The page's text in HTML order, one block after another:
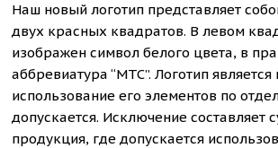
Наш новый логотип представляет
двух красных квадратов. В левом
изображен символ белого цвета, в
аббревиатура “МТС”. Логотип
использование его элементов по
допускается. Исключение составляет
продукция, где допускается